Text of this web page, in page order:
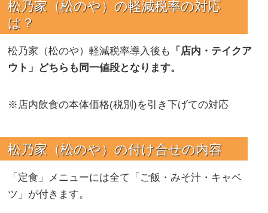
松乃家（松のや）の軽減税率の対応
は？
松乃家（松のや）軽減税率導入後も
「店内・テイクア
ウト」どちらも同一値段となります。
※店内飲食の本体価格(税別)を引き下げての対応
松乃家（松のや）の付け合せの内容
「定食」メニューには全て「ご飯・みそ汁・キャベ
ツ」が付きます。